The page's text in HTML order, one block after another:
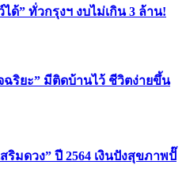
ด้” ทั่วกรุงฯ งบไม่เกิน 3 ล้าน!
ฉริยะ” มีติดบ้านไว้ ชีวิตง่ายขึ้น
ริมดวง” ปี 2564 เงินปังสุขภาพปั๊